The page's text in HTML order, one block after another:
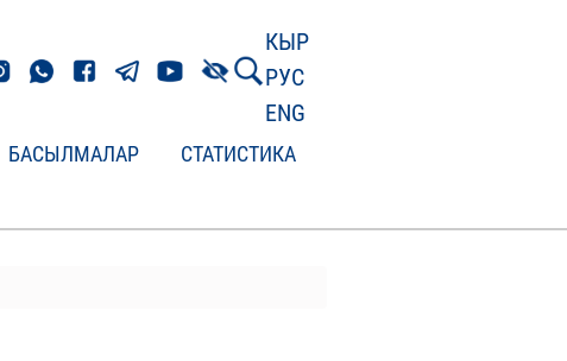
КЫР
РУС
ENG
БАСЫЛМАЛАР
СТАТИСТИКА